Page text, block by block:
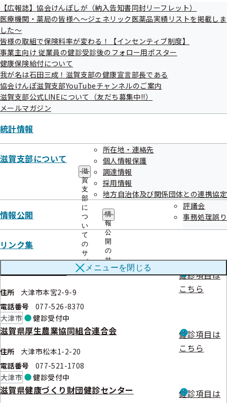
ブ
【広報誌】協会けんぽしが（納入告知書同封リーフレット）
医療機関・薬局の皆様へ～ジェネリック医薬品実績リストを掲載しま
した～
皆様の取組で保険料率が変わる！【インセンティブ制度】
事業主向け 従業員の健診受診後のフォロー用ポスター
健康保険給付について
我が名は石田三成！滋賀支部の健康宣言部長である
協会けんぽ滋賀支部YouTubeチャンネルのご案内
滋賀支部公式LINEについて（友だち募集中!!）
メールマガジン
統計情報
滋賀支部について
滋
賀
支
部
に
つ
い
て
の
サ
ブ
メ
所在地・連絡先
個人情報保護
調達情報
採用情報
地方自治体及び関係団体との連携協定
情報公開
情
報
公
開
の
サ
ブ
メ
評議会
事務処理誤り
リンク集
メニューを閉じる
電話番号 077-545-9191
大津市 健診受付中
坂本民主診療所
住所 大津市坂本6-25-30
電話番号 077-579-7121
健診項目は
大津市 健診受付中
琵琶湖大橋病院
住所 大津市真野5-1-29
電話番号
こちら
緑生会 南大津クリニック健診センター
大津市大石中1-6-6
077-546-1122
大津市 健診受付中
大津赤十字志賀病院
住所 大津市和迩中298
電話番号
077-594-8777
健診項目は
こちら
大津市 健診受付中
市立大津市民病院
住所
大津市本宮2-9-9
電話番号
077-526-8370
健診項目は
こちら
大津市 健診受付中
滋賀県厚生農業協同組合連合会
住所
大津市松本1-2-20
電話番号
077-521-1708
健診項目は
こちら
大津市 健診受付中
滋賀県健康づくり財団健診センター
健診項目は